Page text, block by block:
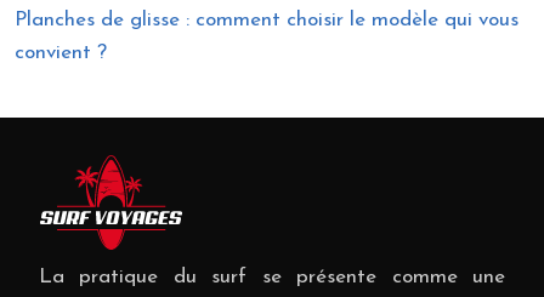
Planches de glisse : comment choisir le modèle qui vous
convient ?
La pratique du surf se présente comme une